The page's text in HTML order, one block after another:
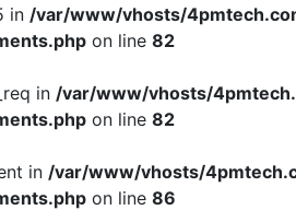
in /var/www/vhosts/
on line 82
in /var/www/vhosts/
on line 82
in /var/www/vhosts/
on line 86